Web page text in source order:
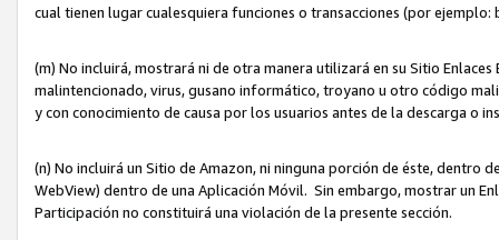
cual tienen lugar cualesquiera funciones o transacciones (por
(m) No incluirá, mostrará ni de otra manera utilizará en su Sitio
malintencionado, virus, gusano informático, troyano u otro código
y con conocimiento de causa por los usuarios antes de la descarga
(n) No incluirá un Sitio de Amazon, ni ninguna porción de éste,
WebView) dentro de una Aplicación Móvil. Sin embargo, mostrar un
Participación no constituirá una violación de la presente sección.